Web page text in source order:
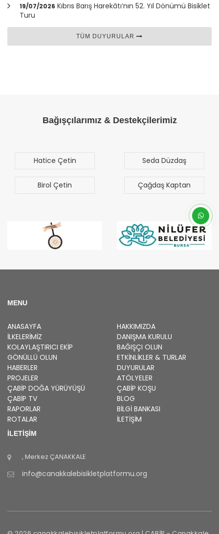
19/07/2026 Kıbrıs Barış Harekâtı’nın 52. Yıl Dönümü Bisiklet
Turu
TÜM DUYURULAR
Bağışçılarımız & Destekçilerimiz
Seda Düzdaş
Çağdaş Kaptan
Mehmet Mert
Sezgen
Bilal Türk
MENU
ANASAYFA
HAKKIMIZDA
İLKELERIMIZ
DANIŞMA KURULU
KOLAYLAŞTIRICI EKIP
BAĞIŞÇI OLUN
GÖNÜLLÜ OLUN
ETKINLIKLER & TURLAR
HABERLER
DUYURULAR
PROJELER
ATÖLYELER
ÇABİP DOĞA YÜRÜYÜŞÜ ÇABİP KOŞU
ÇABİP TV
BLOG
RAPORLAR
BILGI BANKASI
ROTALAR
İLETİŞİM
İLETİŞİM
, Merkez ÇANAKKALE
info@canakkalebisikletplatformu.org